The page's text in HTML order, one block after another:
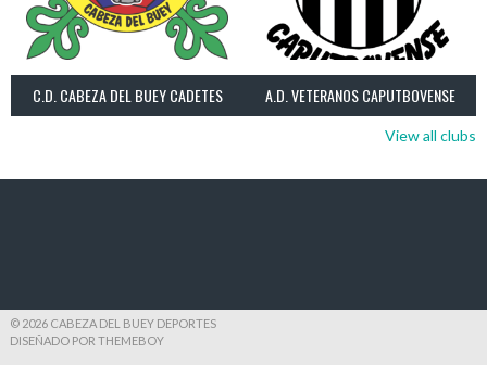
C.D. CABEZA DEL BUEY CADETES A.D. VETERANOS CAPUTBOVENSE
View all clubs
© 2026 CABEZA DEL BUEY DEPORTES
DISEÑADO POR THEMEBOY